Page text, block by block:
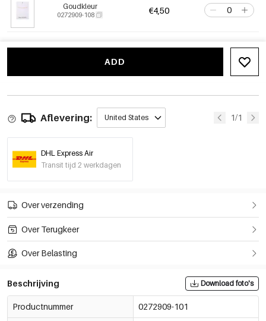
Goudkleur
0272909-108 €4,50
ADD
Aflevering: United States 1/1
DHL Express Air
Transit tijd 2 werkdagen
Over verzending
Over Terugkeer
Over Belasting
Beschrijving Download foto's
Productnummer 0272909-101